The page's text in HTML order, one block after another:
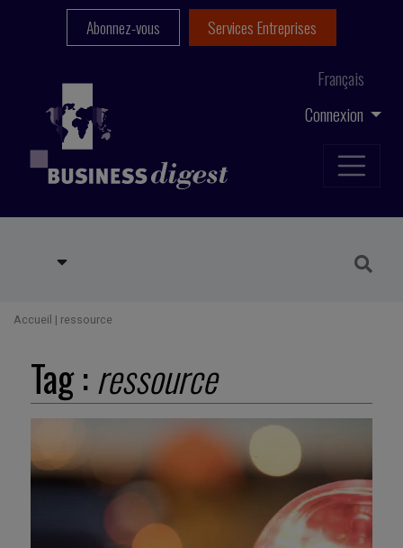
Connexion
Français
Abonnez-vous Services Entreprises
Accueil | ressource
Tag :ressource